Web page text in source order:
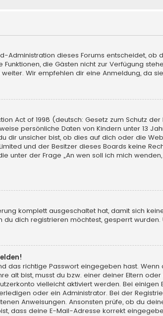
Administration dieses Forums entscheidet, ob
die Gästen nicht zur Verfügung
Wir empfehlen dir eine Anmeldung, da
Act of 1998 (deutsch: Gesetz zum Schutz
persönliche Daten von Kindern unter 13
dir unsicher bist, ob dies auf dich oder die
und der Besitzer dieses Boards keine
unter der Frage „An wen soll ich mich
komplett ausgeschaltet hat, damit sich
dich registrieren möchtest, gesperrt
das richtige Passwort eingegeben hast.
alt bist, musst du bzw. einer deiner Eltern
vielleicht aktiviert werden. Bei
oder ein Administrator. Bei der
Anweisungen. Ansonsten prüfe, ob du
dass deine E-Mail-Adresse korrekt